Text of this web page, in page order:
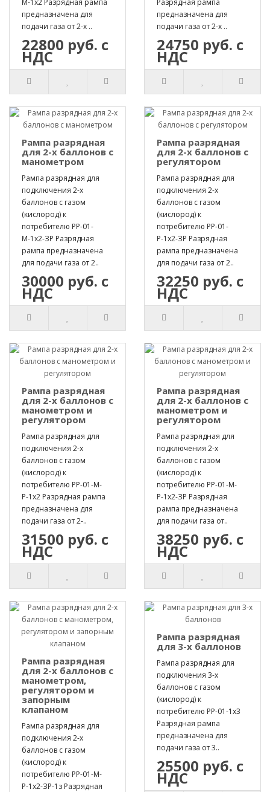
предназначена для
подачи газа от 2-х ..
22800 руб. с
НДС
предназначена для
подачи газа от 2-х ..
24750 руб. с
НДС
Рампа разрядная
для 2-х баллонов с
манометром
Рампа разрядная для
подключения 2-х
баллонов с газом
(кислород) к
потребителю РР-01-
М-1х2-ЗР Разрядная
рампа предназначена
для подачи газа от 2..
30000 руб. с
НДС
Рампа разрядная
для 2-х баллонов с
регулятором
Рампа разрядная для
подключения 2-х
баллонов с газом
(кислород) к
потребителю РР-01-
Р-1х2-ЗР Разрядная
рампа предназначена
для подачи газа от 2..
32250 руб. с
НДС
Рампа разрядная
для 2-х баллонов с
манометром и
регулятором
Рампа разрядная для
подключения 2-х
баллонов с газом
(кислород) к
потребителю РР-01-М-
Р-1х2 Разрядная рампа
предназначена для
подачи газа от 2-..
31500 руб. с
НДС
Рампа разрядная
для 2-х баллонов с
манометром и
регулятором
Рампа разрядная для
подключения 2-х
баллонов с газом
(кислород) к
потребителю РР-01-М-
Р-1х2-ЗР Разрядная
рампа предназначена
для подачи газа от..
38250 руб. с
НДС
Рампа разрядная
для 2-х баллонов с
манометром,
регулятором и
запорным
клапаном
Рампа разрядная для
подключения 2-х
баллонов с газом
(кислород) к
потребителю РР-01-М-
Р-1х2-ЗР-1з Разрядная
Рампа разрядная
для 3-х баллонов
Рампа разрядная для
подключения 3-х
баллонов с газом
(кислород) к
потребителю РР-01-1х3
Разрядная рампа
предназначена для
подачи газа от 3..
25500 руб. с
НДС